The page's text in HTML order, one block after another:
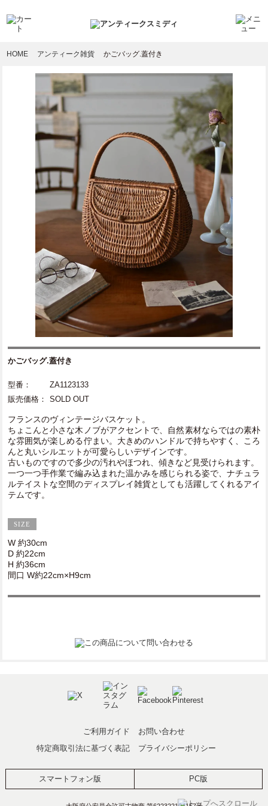
HOME アンティーク雑貨 かごバッグ.蓋付き
かごバッグ.蓋付き
型番：
ZA1123133
販売価格：
SOLD OUT
フランスのヴィンテージバスケット。
ちょこんと小さな木ノブがアクセントで、自然素材ならではの素朴
な雰囲気が楽しめる佇まい。大きめのハンドルで持ちやすく、ころ
んと丸いシルエットが可愛らしいデザインです。
古いものですので多少の汚れやほつれ、傾きなど見受けられます。
一つ一つ手作業で編み込まれた温かみを感じられる姿で、ナチュラ
ルテイストな空間のディスプレイ雑貨としても活躍してくれるアイ
テムです。
W 約30cm
D 約22cm
H 約36cm
間口 W約22cm×H9cm
ご利用ガイド
お問い合わせ
特定商取引法に基づく表記
プライバシーポリシー
スマートフォン版 PC版